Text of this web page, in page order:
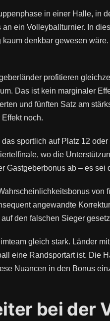
in einer Halle, in
ein Volleyballturnier. In
denkbar gewesen
profitieren
Das ist kein marginaler
und fünften Satz am
noch.
sportlich auf Platz 12
wo die
Gastgeberbonus ab – es
angewandte
den falschen Sieger
gleich stark. Länder
eine Randsportart ist.
Nuancen in den Bonus
bei der